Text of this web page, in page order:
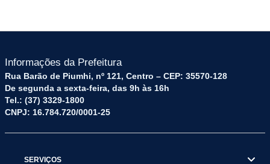
Informações da Prefeitura
Rua Barão de Piumhi, nº 121, Centro – CEP: 35570-128
De segunda a sexta-feira, das 9h às 16h
Tel.: (37) 3329-1800
CNPJ: 16.784.720/0001-25
SERVIÇOS